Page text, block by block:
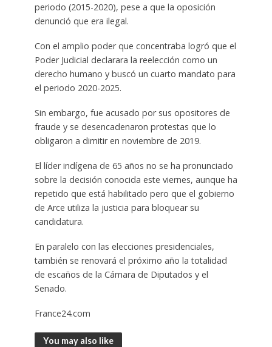
periodo (2015-2020), pese a que la oposición
denunció que era ilegal.
Con el amplio poder que concentraba logró que el
Poder Judicial declarara la reelección como un
derecho humano y buscó un cuarto mandato para
el periodo 2020-2025.
Sin embargo, fue acusado por sus opositores de
fraude y se desencadenaron protestas que lo
obligaron a dimitir en noviembre de 2019.
El líder indígena de 65 años no se ha pronunciado
sobre la decisión conocida este viernes, aunque ha
repetido que está habilitado pero que el gobierno
de Arce utiliza la justicia para bloquear su
candidatura.
En paralelo con las elecciones presidenciales,
también se renovará el próximo año la totalidad
de escaños de la Cámara de Diputados y el
Senado.
France24.com
You may also like